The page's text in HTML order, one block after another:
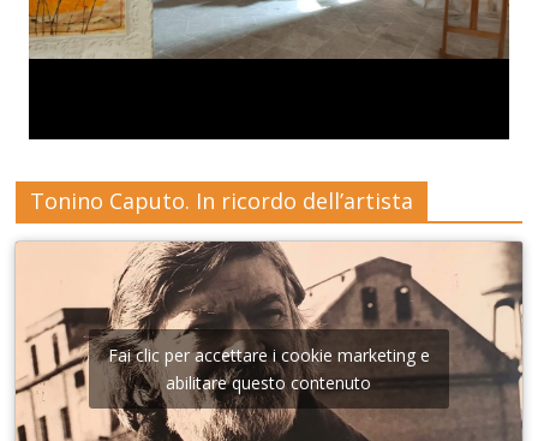
Tonino Caputo. In ricordo dell’artista
Fai clic per accettare i cookie marketing e
abilitare questo contenuto